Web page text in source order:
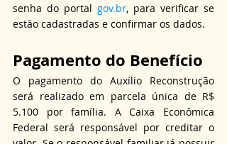
senha do portal gov.br, para verificar se
estão cadastradas e confirmar os dados.
Pagamento do Benefício
O pagamento do Auxílio Reconstrução
será realizado em parcela única de R$
5.100 por família. A Caixa Econômica
Federal será responsável por creditar o